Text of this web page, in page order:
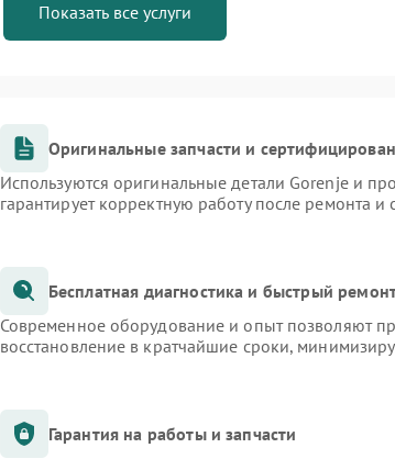
Показать все услуги
Оригинальные запчасти и
Используются оригинальные детали Gorenje и
гарантирует корректную работу после ремонта
Бесплатная диагностика и быстрый
Современное оборудование и опыт позволяют
восстановление в кратчайшие сроки,
Гарантия на работы и запчасти